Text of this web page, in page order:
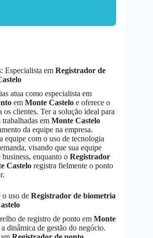
Especialista em Registrador de
atua como especialista em
em Monte Castelo e oferece o
os clientes. Ter a solução ideal para
em Monte Castelo
da equipe na empresa.
equipe com o uso de tecnologia
visando que sua equipe
enquanto o Registrador
Castelo registra fielmente o ponto
o uso de Registrador de biometria
de registro de ponto em Monte
dinâmica de gestão do negócio.